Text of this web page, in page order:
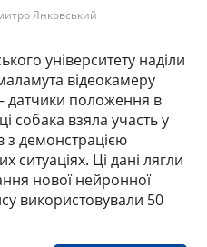
Янковський
університету наділи
відеокамеру
датчики положення в
собака взяла участь у
з демонстрацією
ситуаціях. Ці дані лягли
нової нейронної
використовували 50